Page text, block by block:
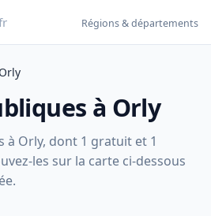
Régions & départements
Orly
à Orly
à Orly, dont 1 gratuit et 1
les sur la carte ci-dessous